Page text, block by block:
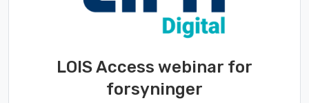
LOIS Access webinar for
forsyninger